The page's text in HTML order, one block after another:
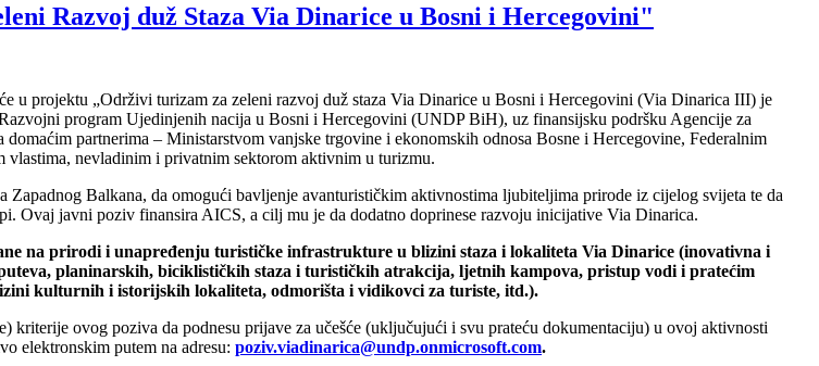
Razvoj duž Staza Via Dinarice u Bosni i Hercegovini"
u projektu „Održivi turizam za zeleni razvoj duž staza Via Dinarice u Bosni i Hercegovini (Via Dinarica III) je
program Ujedinjenih nacija u Bosni i Hercegovini (UNDP BiH), uz finansijsku podršku Agencije za
partnerima – Ministarstvom vanjske trgovine i ekonomskih odnosa Bosne i Hercegovine, Federalnim
nevladinim i privatnim sektorom aktivnim u turizmu.
Balkana, da omogući bavljenje avanturističkim aktivnostima ljubiteljima prirode iz cijelog svijeta te da
Ovaj javni poziv finansira AICS, a cilj mu je da dodatno doprinese razvoju inicijative Via Dinarica.
na prirodi i unapređenju turističke infrastrukture u blizini staza i lokaliteta Via Dinarice (inovativna i
planinarskih, biciklističkih staza i turističkih atrakcija, ljetnih kampova, pristup vodi i pratećim
kulturnih i istorijskih lokaliteta, odmorišta i vidikovci za turiste, itd.).
ovog poziva da podnesu prijave za učešće (uključujući i svu prateću dokumentaciju) u ovoj aktivnosti
elektronskim putem na adresu: poziv.viadinarica@undp.onmicrosoft.com.